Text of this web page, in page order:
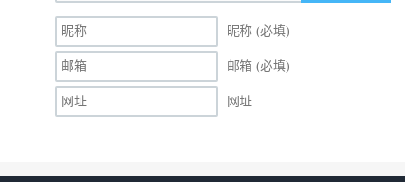
昵称 (必填)
邮箱 (必填)
网址